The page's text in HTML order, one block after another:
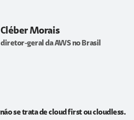
Cléber Morais
diretor-geral da AWS no Brasil
se trata de cloud first ou cloudless.